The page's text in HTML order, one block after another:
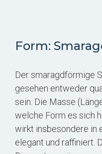
Form:
Der smaragdförmige
gesehen entweder
sein. Die Masse
welche Form es sich
wirkt insbesondere in
elegant und raffiniert.